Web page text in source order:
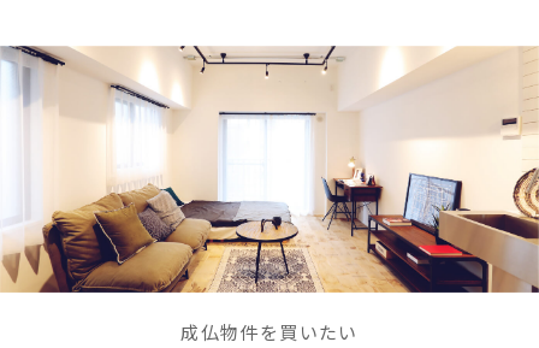
成仏物件を買いたい